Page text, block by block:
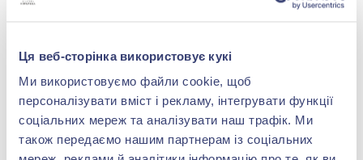
Ця веб-сторінка використовує кукі
Ми використовуємо файли cookie, щоб
персоналізувати вміст і рекламу, інтегрувати функції
соціальних мереж та аналізувати наш трафік. Ми
також передаємо нашим партнерам із соціальних
Каблучка «Хвиля» зі
срібла 925° з фіанітом/
куб.цирконієм, арт.
Каблучка зі срібла
925°/375° з фіанітом/
куб.цирконієм, арт. 493к